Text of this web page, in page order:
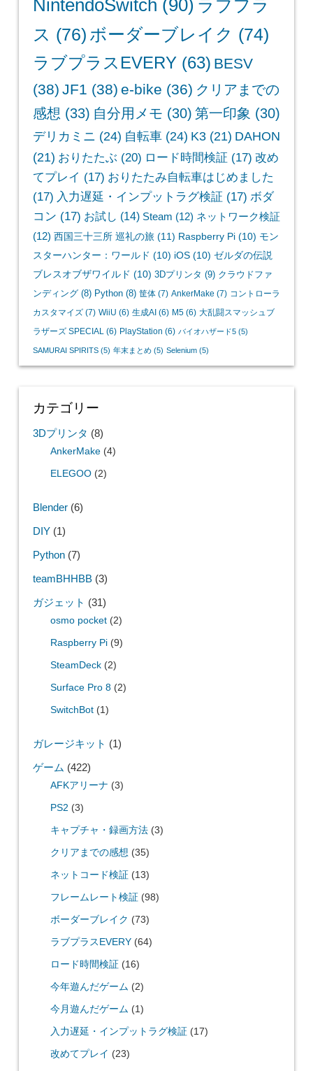
NintendoSwitch (90) ラブプラ
ス (76) ボーダーブレイク (74)
ラブプラスEVERY(63) BESV
(38) JF1 (38) e-bike (36) クリアまでの
感想 (33) 自分用メモ (30) 第一印象 (30)
デリカミニ (24) 自転車(24) K3(21) DAHON
(21) おりたたぶ (20) ロード時間検証 (17) 改め
てプレイ (17) おりたたみ自転車はじめました
(17) 入力遅延・インプットラグ検証 (17) ボダ
コン (17) お試し (14) Steam (12) ネットワーク検証
(12) 西国三十三所 巡礼の旅(11) Raspberry Pi(10) モン
スターハンター：ワールド (10) iOS(10) ゼルダの伝説
ブレスオブザワイルド (10) 3Dプリンタ (9) クラウドファ
ンディング(8) Python(8) 筐体(7) AnkerMake (7) コントローラ
カスタマイズ(7) WiiU (6) 生成AI (6) M5(6) 大乱闘スマッシュブ
ラザーズ SPECIAL (6) PlayStation (6) バイオハザード5(5)
SAMURAI SPIRITS(5) 年末まとめ(5) Selenium(5)
カテゴリー
3Dプリンタ (8)
AnkerMake(4)
ELEGOO(2)
Blender(6)
DIY(1)
Python(7)
teamBHHBB(3)
ガジェット (31)
osmo pocket(2)
Raspberry Pi(9)
SteamDeck(2)
Surface Pro 8(2)
SwitchBot(1)
ガレージキット (1)
ゲーム (422)
AFKアリーナ (3)
PS2 (3)
キャプチャ・録画方法(3)
クリアまでの感想 (35)
ネットコード検証 (13)
フレームレート検証 (98)
ボーダーブレイク (73)
ラブプラスEVERY(64)
ロード時間検証 (16)
今年遊んだゲーム (2)
今月遊んだゲーム (1)
入力遅延・インプットラグ検証 (17)
改めてプレイ (23)